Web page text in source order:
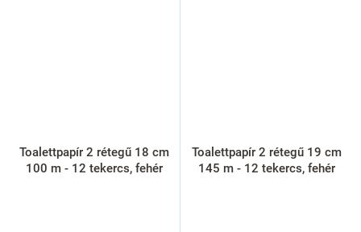
Toalettpapír 2 rétegű 18 cm
100 m - 12 tekercs, fehér
Toalettpapír 2 rétegű 19 cm
145 m - 12 tekercs, fehér